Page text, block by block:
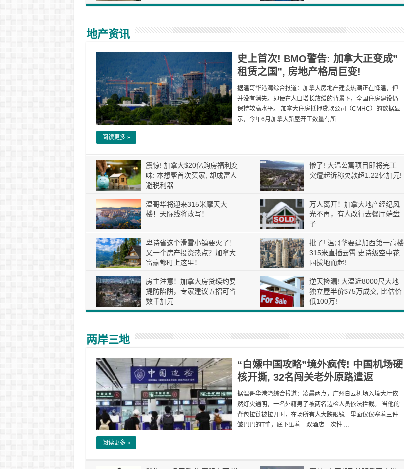
地产资讯
史上首次! BMO警告: 加拿大正变成”
租赁之国”, 房地产格局巨变!
据温哥华港湾综合报道：加拿大房地产建设热潮正在降温，但
并没有消失。即使在人口增长放缓的背景下，全国住房建设仍
保持较高水平。 加拿大住房抵押贷款公司（CMHC）的数据显
示，今年6月加拿大新屋开工数量有所 …
阅读更多 »
震惊! 加拿大$20亿购房福利变
味: 本想帮首次买家, 却成富人
避税利器
惨了! 大温公寓项目即将完工
突遭起诉称欠款超1.22亿加元!
温哥华将迎来315米摩天大
楼！天际线将改写！
万人离开！加拿大地产经纪风
光不再，有人改行去餐厅端盘
子
卑诗省这个滑雪小镇要火了！
又一个房产投资热点？加拿大
富豪都盯上这里！
批了! 温哥华要建加西第一高楼
315米直插云霄 史诗级空中花
园拔地而起!
房主注意！加拿大房贷续约要
提防陷阱，专家建议五招可省
数千加元
逆天捡漏! 大温近8000尺大地
独立屋半价$75万成交, 比估价
低100万!
两岸三地
“白嫖中国攻略”境外疯传! 中国机场硬
核开撕, 32名闯关老外原路遣返
据温哥华港湾综合报道：凌晨两点，广州白云机场入境大厅依
然灯火通明，一名外籍男子被两名边检人员依法拦截。 当他的
背包拉链被拉开时，在场所有人大跌眼镜：里面仅仅塞着三件
皱巴巴的T恤，底下压着一双酒店一次性 …
阅读更多 »